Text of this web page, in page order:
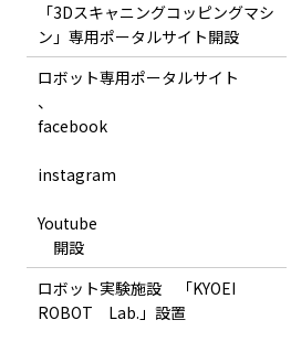
「3Dスキャニングコッピングマシ
ン」専用ポータルサイト開設
ロボット専用ポータルサイト
、
facebook
instagram
Youtube
開設
ロボット実験施設 「KYOEI
ROBOT Lab.」設置